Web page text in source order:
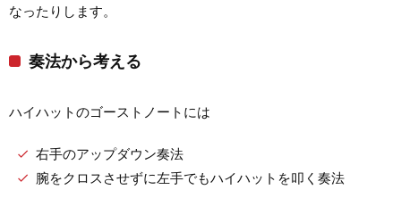
なったりします。
奏法から考える
ハイハットのゴーストノートには
右手のアップダウン奏法
腕をクロスさせずに左手でもハイハットを叩く奏法